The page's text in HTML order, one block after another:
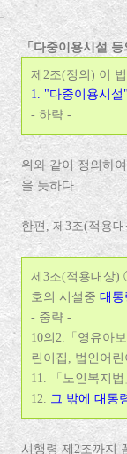
「다중이용시설
제2조(정의) 이
1. "다중이용시
- 하략 -
위와 같이 정의하
을 듯하다.
한편, 제3조(적용
제3조(적용대상)
호의 시설중 대통
- 중략 -
10의2.「영유아
린이집, 법인어
11. 「노인복지
12. 그 밖에 대통
시행령 제2조까지